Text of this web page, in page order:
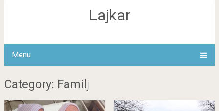
Lajkar
Menu
Category: Familj